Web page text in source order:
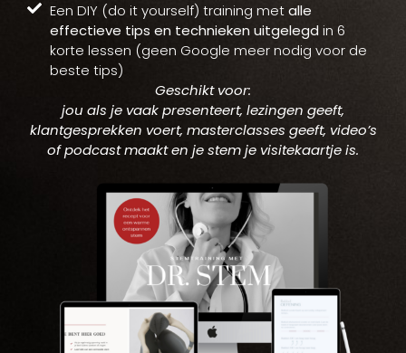
Een DIY (do it yourself) training metalle
effectieve tips en technieken uitgelegd in 6
korte lessen (geen Google meer nodig voor de
beste tips)
Geschikt voor:
jou als je vaak presenteert, lezingen geeft,
klantgesprekken voert, masterclasses geeft, video’s
of podcast maakt en je stem je visitekaartje is.